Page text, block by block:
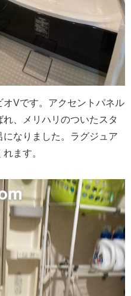
Vです。アクセントパネル
、メリハリのついたスタ
なりました。ラグジュア
ます。